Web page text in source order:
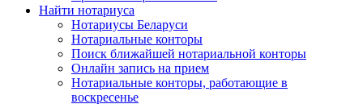
Найти нотариуса
Нотариусы Беларуси
Нотариальные конторы
Поиск ближайшей нотариальной конторы
Онлайн запись на прием
Нотариальные конторы, работающие в
воскресенье